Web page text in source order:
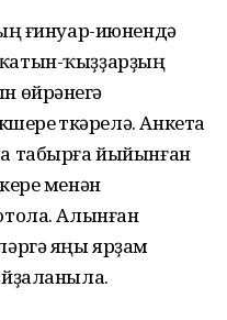
ғинуар-июнендә
ҡыҙҙарҙың
өйрәнеүгә
үткәрелә. Анкета
табырға йыйынған
менән
Алынған
яңы ярҙам